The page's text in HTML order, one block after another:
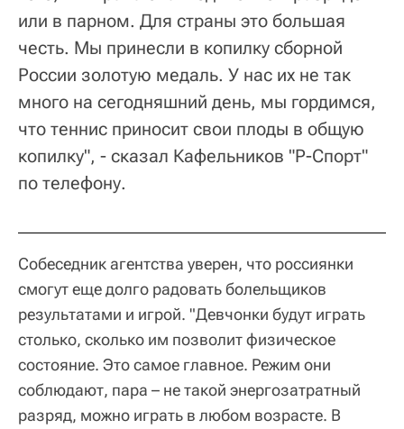
или в парном. Для страны это большая
честь. Мы принесли в копилку сборной
России золотую медаль. У нас их не так
много на сегодняшний день, мы гордимся,
что теннис приносит свои плоды в общую
копилку", - сказал Кафельников "Р-Спорт"
по телефону.
Собеседник агентства уверен, что россиянки
смогут еще долго радовать болельщиков
результатами и игрой. "Девчонки будут играть
столько, сколько им позволит физическое
состояние. Это самое главное. Режим они
соблюдают, пара – не такой энергозатратный
разряд, можно играть в любом возрасте. В